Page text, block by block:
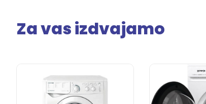
Za vas izdvajamo